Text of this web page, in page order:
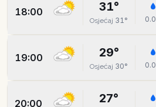
18:00 31°
Osjećaj 31° 0.0
19:00 29°
Osjećaj 30° 0.0
20:00 27°